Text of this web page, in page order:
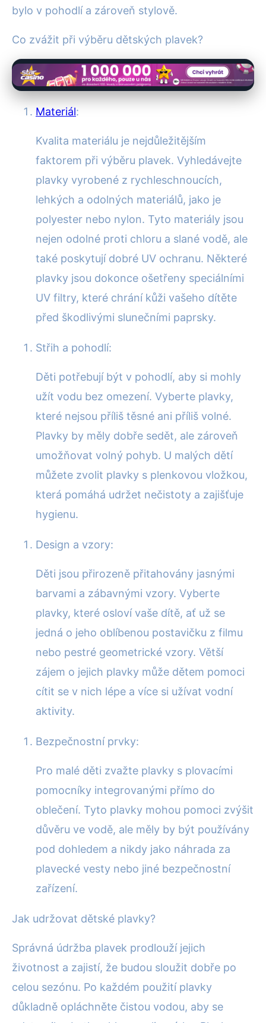
bylo v pohodlí a zároveň stylově.
Co zvážit při výběru dětských plavek?
Materiál:
Kvalita materiálu je nejdůležitějším
faktorem při výběru plavek. Vyhledávejte
plavky vyrobené z rychleschnoucích,
lehkých a odolných materiálů, jako je
polyester nebo nylon. Tyto materiály jsou
nejen odolné proti chloru a slané vodě, ale
také poskytují dobré UV ochranu. Některé
plavky jsou dokonce ošetřeny speciálními
UV filtry, které chrání kůži vašeho dítěte
před škodlivými slunečními paprsky.
Střih a pohodlí:
Děti potřebují být v pohodlí, aby si mohly
užít vodu bez omezení. Vyberte plavky,
které nejsou příliš těsné ani příliš volné.
Plavky by měly dobře sedět, ale zároveň
umožňovat volný pohyb. U malých dětí
můžete zvolit plavky s plenkovou vložkou,
která pomáhá udržet nečistoty a zajišťuje
hygienu.
Design a vzory:
Děti jsou přirozeně přitahovány jasnými
barvami a zábavnými vzory. Vyberte
plavky, které osloví vaše dítě, ať už se
jedná o jeho oblíbenou postavičku z filmu
nebo pestré geometrické vzory. Větší
zájem o jejich plavky může dětem pomoci
cítit se v nich lépe a více si užívat vodní
aktivity.
Bezpečnostní prvky:
Pro malé děti zvažte plavky s plovacími
pomocníky integrovanými přímo do
oblečení. Tyto plavky mohou pomoci zvýšit
důvěru ve vodě, ale měly by být používány
pod dohledem a nikdy jako náhrada za
plavecké vesty nebo jiné bezpečnostní
zařízení.
Jak udržovat dětské plavky?
Správná údržba plavek prodlouží jejich
životnost a zajistí, že budou sloužit dobře po
celou sezónu. Po každém použití plavky
důkladně opláchněte čistou vodou, aby se